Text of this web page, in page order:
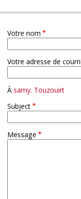
Votre nom
Votre adresse de
À samy. Touzouirt
Subject
Message